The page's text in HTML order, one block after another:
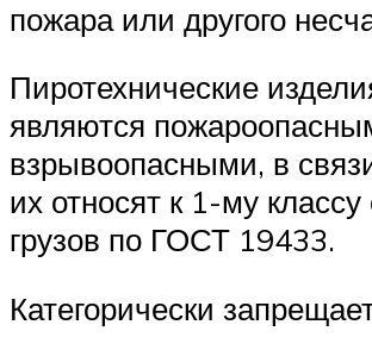
пожара или другого
Пиротехнические
являются
взрывоопасными, в
их относят к 1-му
грузов по ГОСТ 19433.
Категорически